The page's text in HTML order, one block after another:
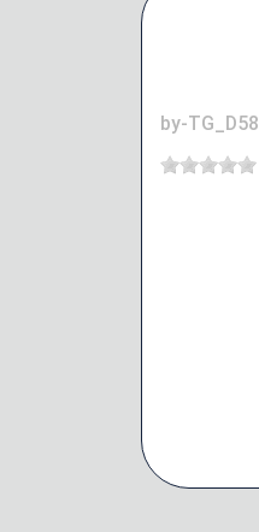
by-TG_D58